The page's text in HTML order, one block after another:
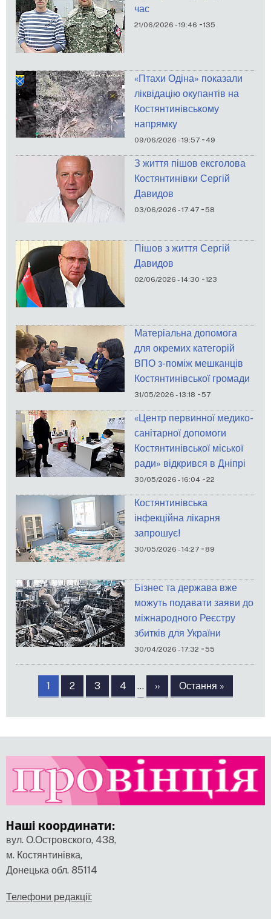
час
21/06/2026 - 19:46 -135
«Птахи Одіна» показали
ліквідацію окупантів на
Костянтинівському
напрямку
09/06/2026 - 19:57 - 49
З життя пішов ексголова
Костянтинівки Сергій
Давидов
03/06/2026 - 17:47 -58
Пішов з життя Сергій
Давидов
02/06/2026 - 14:30 -123
Матеріальна допомога
для окремих категорій
ВПО з-поміж мешканців
Костянтинівської громади
31/05/2026 - 13:18 -57
«Центр первинної медико-
санітарної допомоги
Костянтинівської міської
ради» відкрився в Дніпрі
30/05/2026 - 16:04 -22
Костянтинівська
інфекційна лікарня
запрошує!
30/05/2026 - 14:27 - 89
Бізнес та держава вже
можуть подавати заяви до
міжнародного Реєстру
збитків для України
30/04/2026 - 17:32 -55
Розбивка
сторінки
Сторінка
1 Сторінка
2 Сторінка
3 Сторінка
4 …
Наступна
сторінка
››
Остання
сторінка
Остання »
Наші координати:
вул. О.Островского, 438,
м. Костянтинівка,
Донецька обл. 85114
Телефони редакції: